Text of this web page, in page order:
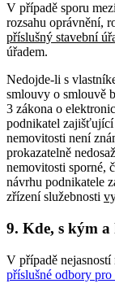
V případě sporu
rozsahu oprávnění,
příslušný stavební
úřadem.
Nedojde-li s
smlouvy o smlouvě
3 zákona o
podnikatel
nemovitosti není
prokazatelně
nemovitosti sporné,
návrhu podnikatele
zřízení služebnosti
9. Kde, s kým
V případě
příslušné odbory